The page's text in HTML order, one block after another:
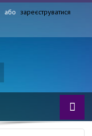
або зареєструватися